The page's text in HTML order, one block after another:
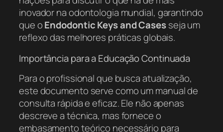
inovador na odontologia mundial, garantindo
que oEndodontic Keys and Casesseja um
reflexo das melhores práticas globais.
Importância para a Educação Continuada
Para o profissional que busca atualização,
este documento serve como um manual de
consulta rápida e eficaz. Ele não apenas
descreve a técnica, mas fornece o
embasamento teórico necessário para